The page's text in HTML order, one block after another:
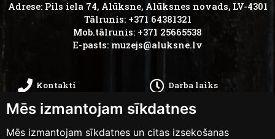
Mēs izmantojam sīkdatnes
Mēs izmantojam sīkdatnes un citas izsekošanas
Adrese: Pils iela 74, Alūksne, Alūksnes novads, LV-4301
Tālrunis: +371 64381321
Mob.tālrunis: +371 25665538
E-pasts: muzejs@aluksne.lv
Kontakti Darba laiks
Kā nokļūt Privātums